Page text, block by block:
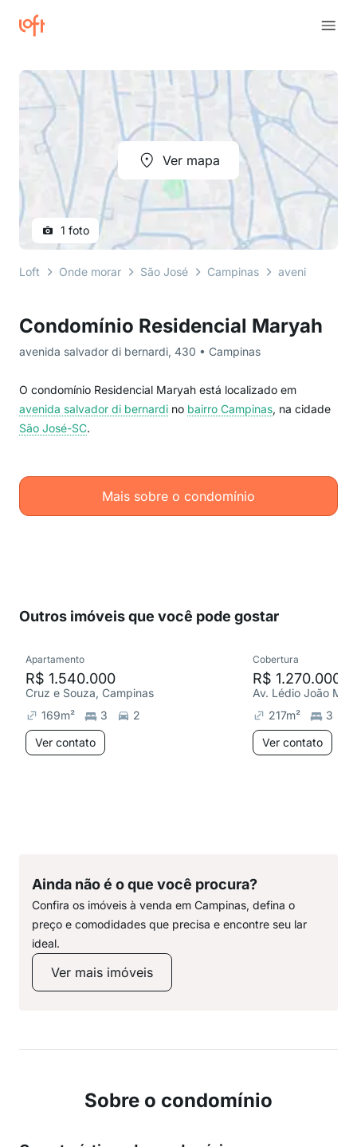
Condomínio Residencial Maryah
avenida salvador di bernardi, 430 • Campinas
O condomínio Residencial Maryah está localizado em
avenida salvador di bernardi no bairro Campinas, na cidade
São José-SC.
Mais sobre o condomínio
Ver mapa
1 foto
Loft Onde morar São José Campinas avenida
Outros imóveis que você pode gostar
Apartamento
R$ 1.540.000
Cruz e Souza, Campinas
169m² 3
2
Ver contato
Cobertura
R$ 1.270.000
Av. Lédio João
217m²
3
Ver contato
Ainda não é o que você procura?
Confira os imóveis à venda em Campinas, defina o
preço e comodidades que precisa e encontre seu lar
ideal.
Ver mais imóveis
Sobre o condomínio